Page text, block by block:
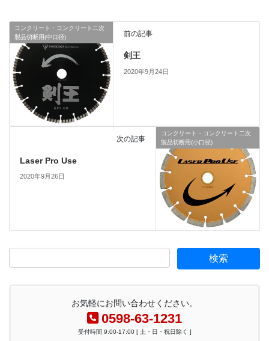
コンクリート・コンクリート二次
製品切断用(中口径)
前の記事
剣王
2020年9月24日
コンクリート・コンクリート二次
製品切断用(小口径)
次の記事
Laser Pro Use
2020年9月26日
お気軽にお問い合わせください。
0598-63-1231
受付時間 9:00-17:00 [ 土・日・祝日除く ]